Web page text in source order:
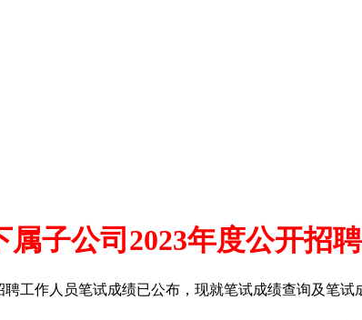
子公司2023年度公开招
工作人员笔试成绩已公布，现就笔试成绩查询及笔